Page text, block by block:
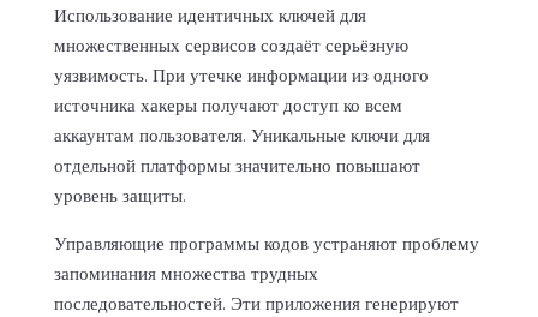
Использование идентичных ключей для
множественных сервисов создаёт серьёзную
уязвимость. При утечке информации из одного
источника хакеры получают доступ ко всем
аккаунтам пользователя. Уникальные ключи для
отдельной платформы значительно повышают
уровень защиты.
Управляющие программы кодов устраняют проблему
запоминания множества трудных
последовательностей. Эти приложения генерируют